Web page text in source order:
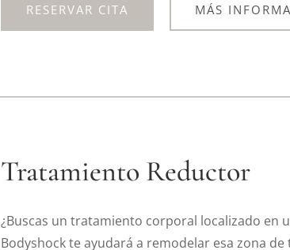
RESERVAR CITA MÁS
Tratamiento Reductor
¿Buscas un tratamiento corporal localizado en
Bodyshock te ayudará a remodelar esa zona